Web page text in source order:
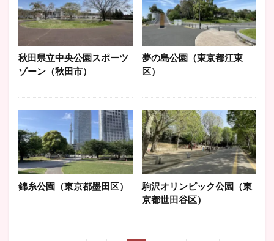
秋田県立中央公園スポーツ
ゾーン（秋田市）
夢の島公園（東京都江東
区）
錦糸公園（東京都墨田区）
駒沢オリンピック公園（東
京都世田谷区）